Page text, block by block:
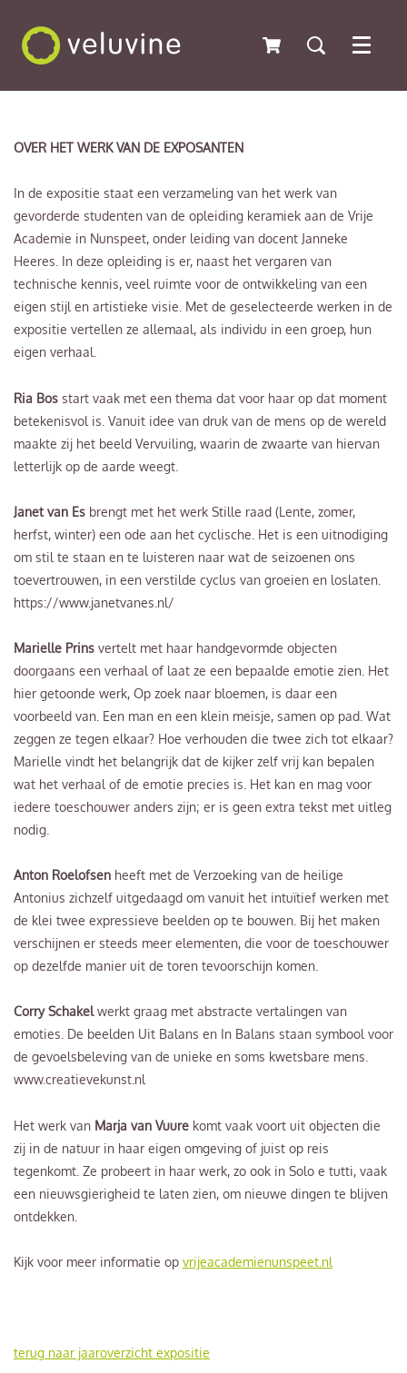
Menu
OVER HET WERK VAN DE EXPOSANTEN
In de expositie staat een verzameling van het werk van
gevorderde studenten van de opleiding keramiek aan de Vrije
Academie in Nunspeet, onder leiding van docent Janneke
Heeres. In deze opleiding is er, naast het vergaren van
technische kennis, veel ruimte voor de ontwikkeling van een
eigen stijl en artistieke visie. Met de geselecteerde werken in de
expositie vertellen ze allemaal, als individu in een groep, hun
eigen verhaal.
Ria Bos start vaak met een thema dat voor haar op dat moment
betekenisvol is. Vanuit idee van druk van de mens op de wereld
maakte zij het beeld Vervuiling, waarin de zwaarte van hiervan
letterlijk op de aarde weegt.
Janet van Es brengt met het werk Stille raad (Lente, zomer,
herfst, winter) een ode aan het cyclische. Het is een uitnodiging
om stil te staan en te luisteren naar wat de seizoenen ons
toevertrouwen, in een verstilde cyclus van groeien en loslaten.
https://www.janetvanes.nl/
Marielle Prins vertelt met haar handgevormde objecten
doorgaans een verhaal of laat ze een bepaalde emotie zien. Het
hier getoonde werk, Op zoek naar bloemen, is daar een
voorbeeld van. Een man en een klein meisje, samen op pad. Wat
zeggen ze tegen elkaar? Hoe verhouden die twee zich tot elkaar?
Marielle vindt het belangrijk dat de kijker zelf vrij kan bepalen
wat het verhaal of de emotie precies is. Het kan en mag voor
iedere toeschouwer anders zijn; er is geen extra tekst met uitleg
nodig.
Anton Roelofsen heeft met de Verzoeking van de heilige
Antonius zichzelf uitgedaagd om vanuit het intuïtief werken met
de klei twee expressieve beelden op te bouwen. Bij het maken
verschijnen er steeds meer elementen, die voor de toeschouwer
op dezelfde manier uit de toren tevoorschijn komen.
Corry Schakelwerkt graag met abstracte vertalingen van
emoties. De beelden Uit Balans en In Balans staan symbool voor
de gevoelsbeleving van de unieke en soms kwetsbare mens.
www.creatievekunst.nl
Het werk van Marja van Vuure komt vaak voort uit objecten die
zij in de natuur in haar eigen omgeving of juist op reis
tegenkomt. Ze probeert in haar werk, zo ook in Solo e tutti, vaak
een nieuwsgierigheid te laten zien, om nieuwe dingen te blijven
ontdekken.
Kijk voor meer informatie op vrijeacademienunspeet.nl
terug naar jaaroverzicht expositie